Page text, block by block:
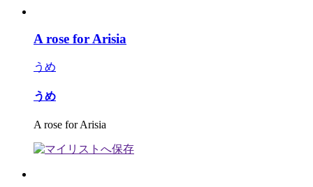
A rose for Arisia
うめ
うめ
A rose for Arisia